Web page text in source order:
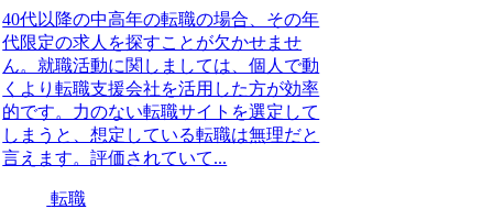
40代以降の中高年の転職の場合、その年
代限定の求人を探すことが欠かせませ
ん。就職活動に関しましては、個人で動
くより転職支援会社を活用した方が効率
的です。力のない転職サイトを選定して
しまうと、想定している転職は無理だと
言えます。評価されていて...
転職